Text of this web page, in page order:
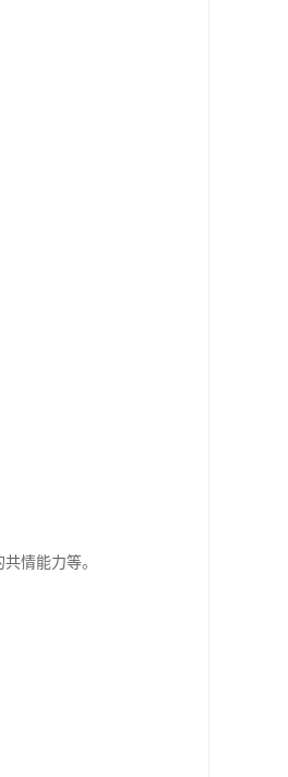
情能力等。